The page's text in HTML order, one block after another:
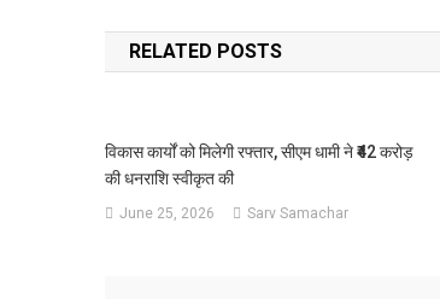
navigation
RELATED POSTS
विकास कार्यों को मिलेगी रफ्तार, सीएम धामी ने ₹42 करोड़
की धनराशि स्वीकृत की
June 25, 2026 Sarv Samachar